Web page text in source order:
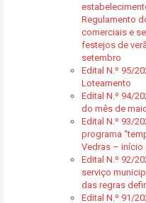
Regulamento
comerciais e
festejos de
setembro
Edital N.º 95/
Loteamento
Edital N.º 94/
do mês de
Edital N.º 93/
programa
Vedras – início
Edital N.º 92/
serviço
das regras
Edital N.º 91/